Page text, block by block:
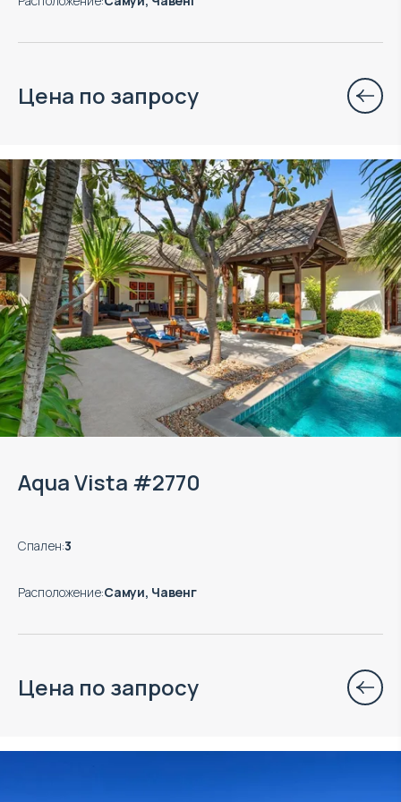
Цена по запросу
Aqua Vista #2770
Спален:3
Расположение:Самуи, Чавенг
Цена по запросу